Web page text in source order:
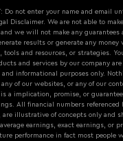
Do not enter your name and email
Disclaimer. We are not able to
we will not make any guarantees
results or generate any money
tools and resources, or strategies.
and services by our company are
and informational purposes only.
of our websites, or any of our
a implication, promise, or
All financial numbers referenced
are illustrative of concepts only and
earnings, exact earnings, or
performance in fact most people